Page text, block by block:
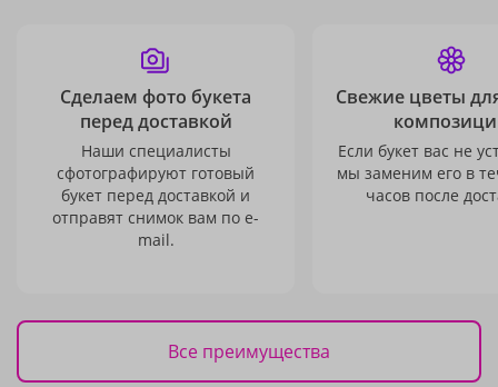
Сделаем фото букета
перед доставкой
Наши специалисты
сфотографируют готовый
букет перед доставкой и
отправят снимок вам по e-
mail.
Свежие цветы
Если букет вас не
мы заменим его в
часов после
Все преимущества